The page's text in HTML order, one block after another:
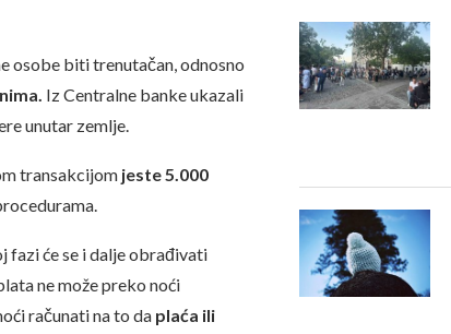
osobe biti trenutačan, odnosno
Iz Centralne banke ukazali
unutar zemlje.
transakcijom jeste 5.000
fazi će se i dalje obrađivati
ne može preko noći
računati na to da plaća ili